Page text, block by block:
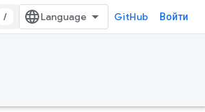
/ GitHub Войти